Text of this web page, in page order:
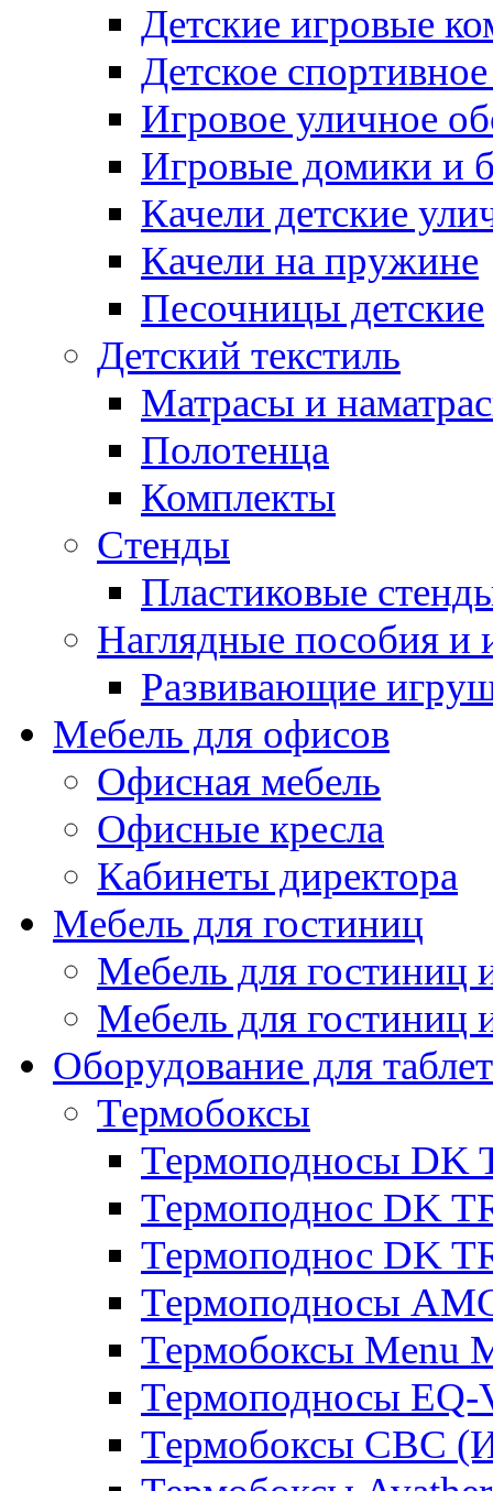
Детские игровые
Детское
Игровое уличное
Игровые домики и
Качели детские
Качели на пружине
Песочницы детские
Детский текстиль
Матрасы и
Полотенца
Комплекты
Стенды
Пластиковые
Наглядные пособия и
Развивающие
Мебель для офисов
Офисная мебель
Офисные кресла
Кабинеты директора
Мебель для гостиниц
Мебель для
Мебель для гостиниц
Оборудование для
Термобоксы
Термоподносы DK
Термоподнос DK
Термоподнос DK
Термоподносы
Термобоксы Menu
Термоподносы EQ-
Термобоксы CBC